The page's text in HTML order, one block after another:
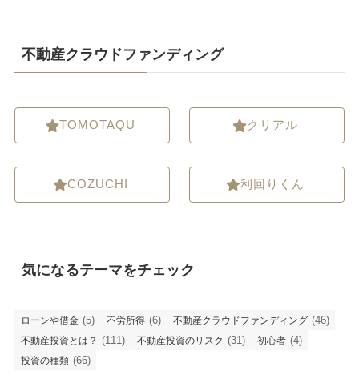
不動産クラウドファンディング
TOMOTAQU
COZUCHI
クリアル
利回りくん
気になるテーマをチェック
ローンや借金 (5) 不労所得 (6) 不動産クラウドファンディング (46)
不動産投資とは？ (111) 不動産投資のリスク (31) 初心者 (4)
投資の種類 (66)